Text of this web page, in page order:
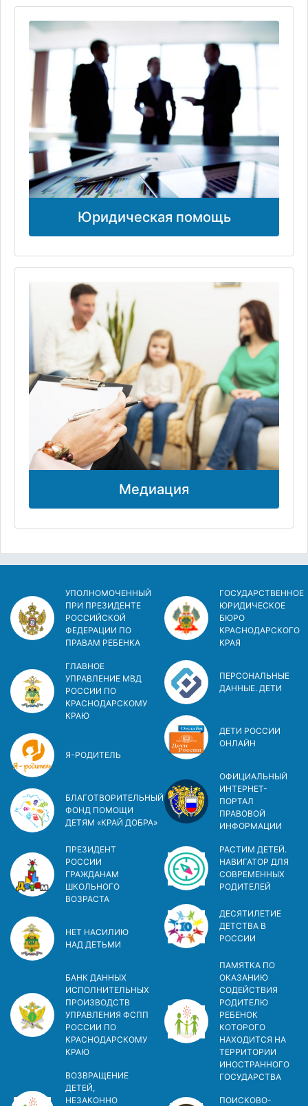
Юридическая помощь
Медиация
УПОЛНОМОЧЕННЫЙ
ПРИ ПРЕЗИДЕНТЕ
РОССИЙСКОЙ
ФЕДЕРАЦИИ ПО
ПРАВАМ РЕБЕНКА
ГЛАВНОЕ
УПРАВЛЕНИЕ МВД
РОССИИ ПО
КРАСНОДАРСКОМУ
КРАЮ
Я-РОДИТЕЛЬ
БЛАГОТВОРИТЕЛЬНЫЙ
ФОНД ПОМОЩИ
ДЕТЯМ «КРАЙ ДОБРА»
ПРЕЗИДЕНТ
РОССИИ
ГРАЖДАНАМ
ШКОЛЬНОГО
ВОЗРАСТА
НЕТ НАСИЛИЮ
НАД ДЕТЬМИ
БАНК ДАННЫХ
ИСПОЛНИТЕЛЬНЫХ
ПРОИЗВОДСТВ
УПРАВЛЕНИЯ ФСПП
РОССИИ ПО
КРАСНОДАРСКОМУ
КРАЮ
ВОЗВРАЩЕНИЕ
ДЕТЕЙ,
НЕЗАКОННО
ГОСУДАРСТВЕННОЕ
ЮРИДИЧЕСКОЕ
БЮРО
КРАСНОДАРСКОГО
КРАЯ
ПЕРСОНАЛЬНЫЕ
ДАННЫЕ. ДЕТИ
ДЕТИ РОССИИ
ОНЛАЙН
ОФИЦИАЛЬНЫЙ
ИНТЕРНЕТ-
ПОРТАЛ
ПРАВОВОЙ
ИНФОРМАЦИИ
РАСТИМ ДЕТЕЙ.
НАВИГАТОР ДЛЯ
СОВРЕМЕННЫХ
РОДИТЕЛЕЙ
ДЕСЯТИЛЕТИЕ
ДЕТСТВА В
РОСCИИ
ПАМЯТКА ПО
ОКАЗАНИЮ
СОДЕЙСТВИЯ
РОДИТЕЛЮ
РЕБЕНОК
КОТОРОГО
НАХОДИТСЯ НА
ТЕРРИТОРИИ
ИНОСТРАННОГО
ГОСУДАРСТВА
ПОИСКОВО-